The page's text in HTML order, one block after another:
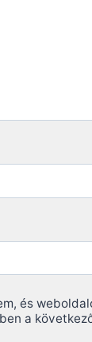
és
a